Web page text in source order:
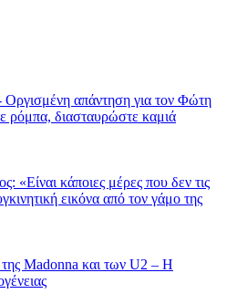
απάντηση για τον Φώτη
ρόμπα, διασταυρώστε καμιά
«Είναι κάποιες μέρες που δεν τις
εικόνα από τον γάμο της
Madonna και των U2 – Η